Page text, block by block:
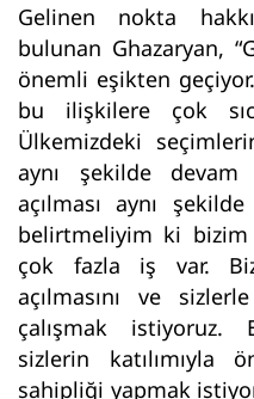
Gelinen nokta
bulunan Ghazaryan,
önemli eşikten
bu ilişkilere çok
Ülkemizdeki
aynı şekilde devam
açılması aynı
belirtmeliyim ki bizim
çok fazla iş var. Biz
açılmasını ve
çalışmak istiyoruz.
sizlerin katılımıyla
sahipliği yapmak